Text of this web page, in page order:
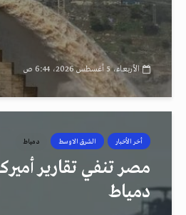
الأربعاء، 5 أغسطس 2026، 6:44 ص
أخر الأخبار الشرق الاوسط دمياط
مصر تنفي تقارير
دمياط